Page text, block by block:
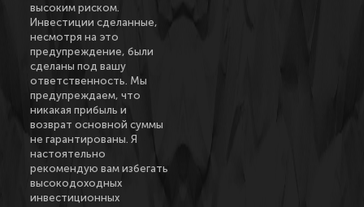
высоким риском.
Инвестиции сделанные,
несмотря на это
предупреждение, были
сделаны под вашу
ответственность. Мы
предупреждаем, что
никакая прибыль и
возврат основной суммы
не гарантированы. Я
настоятельно
рекомендую вам избегать
высокодоходных
инвестиционных